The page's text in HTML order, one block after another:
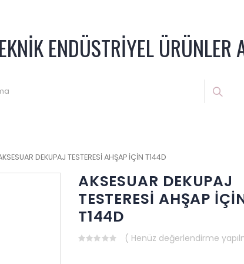
ENDÜSTRİYEL ÜRÜNLER
DEKUPAJ TESTERESİ AHŞAP İÇİN T144D
AKSESUAR DEKUPAJ
TESTERESİ AHŞAP
T144D
( Henüz değerlendirme